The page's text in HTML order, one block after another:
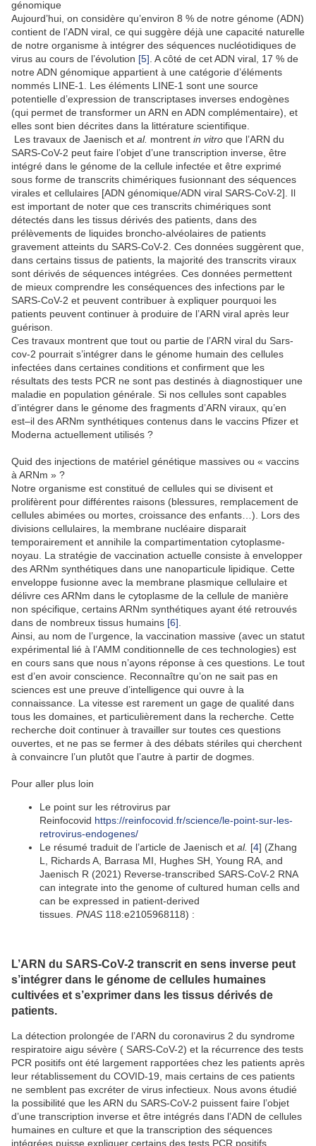
génomique
Aujourd’hui, on considère qu’environ 8 % de notre génome (ADN)
contient de l’ADN viral, ce qui suggère déjà une capacité naturelle
de notre organisme à intégrer des séquences nucléotidiques de
virus au cours de l’évolution [5] . A côté de cet ADN viral, 17 % de
notre ADN génomique appartient à une catégorie d’éléments
nommés LINE-1. Les éléments LINE-1 sont une source
potentielle d’expression de transcriptases inverses endogènes
(qui permet de transformer un ARN en ADN complémentaire), et
elles sont bien décrites dans la littérature scientifique.
Les travaux de Jaenisch et al. montrent in vitro que l’ARN du
SARS-CoV-2 peut faire l’objet d’une transcription inverse, être
intégré dans le génome de la cellule infectée et être exprimé
sous forme de transcrits chimériques fusionnant des séquences
virales et cellulaires [ADN génomique/ADN viral SARS-CoV-2]. Il
est important de noter que ces transcrits chimériques sont
détectés dans les tissus dérivés des patients, dans des
prélèvements de liquides broncho-alvéolaires de patients
gravement atteints du SARS-CoV-2. Ces données suggèrent que,
dans certains tissus de patients, la majorité des transcrits viraux
sont dérivés de séquences intégrées. Ces données permettent
de mieux comprendre les conséquences des infections par le
SARS-CoV-2 et peuvent contribuer à expliquer pourquoi les
patients peuvent continuer à produire de l’ARN viral après leur
guérison.
Ces travaux montrent que tout ou partie de l’ARN viral du Sars-
cov-2 pourrait s’intégrer dans le génome humain des cellules
infectées dans certaines conditions et confirment que les
résultats des tests PCR ne sont pas destinés à diagnostiquer une
maladie en population générale. Si nos cellules sont capables
d’intégrer dans le génome des fragments d’ARN viraux, qu’en
est–il des ARNm synthétiques contenus dans le vaccins Pfizer et
Moderna actuellement utilisés ?
Quid des injections de matériel génétique massives ou « vaccins
à ARNm » ?
Notre organisme est constitué de cellules qui se divisent et
prolifèrent pour différentes raisons (blessures, remplacement de
cellules abimées ou mortes, croissance des enfants…). Lors des
divisions cellulaires, la membrane nucléaire disparait
temporairement et annihile la compartimentation cytoplasme-
noyau. La stratégie de vaccination actuelle consiste à envelopper
des ARNm synthétiques dans une nanoparticule lipidique. Cette
enveloppe fusionne avec la membrane plasmique cellulaire et
délivre ces ARNm dans le cytoplasme de la cellule de manière
non spécifique, certains ARNm synthétiques ayant été retrouvés
dans de nombreux tissus humains [6]
Ainsi, au nom de l’urgence, la vaccination massive (avec un statut
expérimental lié à l’AMM conditionnelle de ces technologies) est
en cours sans que nous n’ayons réponse à ces questions. Le tout
est d’en avoir conscience. Reconnaître qu’on ne sait pas en
sciences est une preuve d’intelligence qui ouvre à la
connaissance. La vitesse est rarement un gage de qualité dans
tous les domaines, et particulièrement dans la recherche. Cette
recherche doit continuer à travailler sur toutes ces questions
ouvertes, et ne pas se fermer à des débats stériles qui cherchent
à convaincre l’un plutôt que l’autre à partir de dogmes.
Pour aller plus loin
Le point sur les rétrovirus par
Reinfocovid https://reinfocovid.fr/science/le-point-sur-les-
retrovirus-endogenes/
Le résumé traduit de l’article de Jaenisch et al. [4] (Zhang
L, Richards A, Barrasa MI, Hughes SH, Young RA, and
Jaenisch R (2021) Reverse-transcribed SARS-CoV-2 RNA
can integrate into the genome of cultured human cells and
can be expressed in patient-derived
tissues. PNAS 118:e2105968118) :
L’ARN du SARS-CoV-2 transcrit en sens inverse peut
s’intégrer dans le génome de cellules humaines
cultivées et s’exprimer dans les tissus dérivés de
patients.
La détection prolongée de l’ARN du coronavirus 2 du syndrome
respiratoire aigu sévère ( SARS-CoV-2) et la récurrence des tests
PCR positifs ont été largement rapportées chez les patients après
leur rétablissement du COVID-19, mais certains de ces patients
ne semblent pas excréter de virus infectieux. Nous avons étudié
la possibilité que les ARN du SARS-CoV-2 puissent faire l’objet
d’une transcription inverse et être intégrés dans l’ADN de cellules
humaines en culture et que la transcription des séquences
intégrées puisse expliquer certains des tests PCR positifs